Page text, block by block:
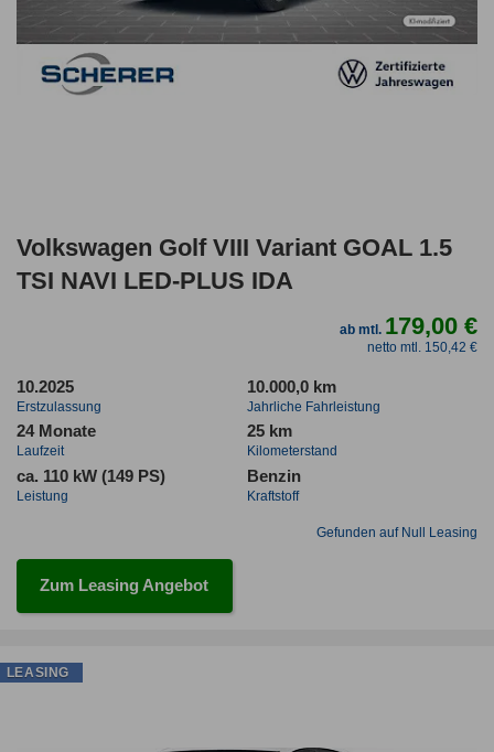
Volkswagen Golf VIII Variant GOAL 1.5
TSI NAVI LED-PLUS IDA
ab mtl. 179,00 €
netto mtl. 150,42 €
10.2025
Erstzulassung
10.000,0 km
Jahrliche Fahrleistung
24 Monate
Laufzeit
25 km
Kilometerstand
ca. 110 kW (149 PS)
Leistung
Benzin
Kraftstoff
Gefunden auf Null Leasing
Zum Leasing Angebot
LEASING